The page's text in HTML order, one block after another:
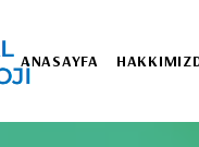
ANASAYFA